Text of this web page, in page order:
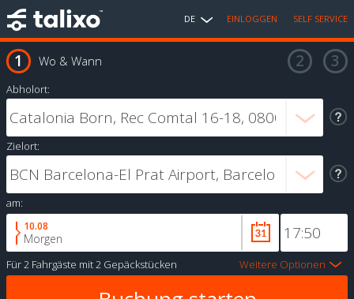
DE EINLOGGEN SELF SERVICE
Wo & Wann
Abholort:
Zielort:
am:
10.08
Morgen
Für2 Fahrgäste mit2 Gepäckstücken Weitere Optionen